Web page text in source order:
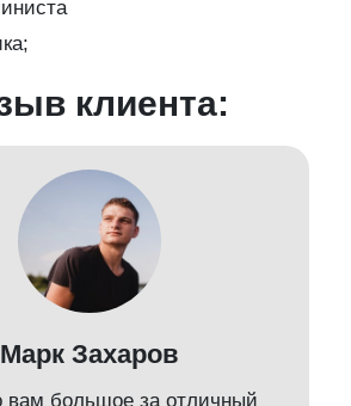
клиента:
Марк Захаров
вам большое за отличный